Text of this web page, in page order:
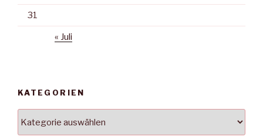
31
« Juli
KATEGORIEN